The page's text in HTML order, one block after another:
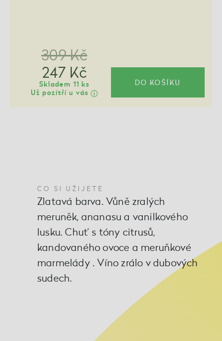
309 Kč
247 Kč
Skladem 11 ks
Už pozítří u vás
DO KOŠÍKU
CO SI UŽIJETE
Zlatavá barva. Vůně zralých
meruněk, ananasu a vanilkového
lusku. Chuť s tóny citrusů,
kandovaného ovoce a meruňkové
marmelády . Víno zrálo v dubových
sudech.